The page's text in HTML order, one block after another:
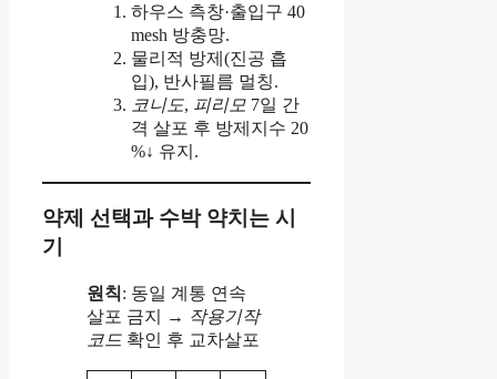
하우스 측창·출입구 40
mesh 방충망.
물리적 방제(진공 흡
입), 반사필름 멀칭.
코니도, 피리모 7일 간
격 살포 후 방제지수 20
%↓ 유지.
약제 선택과 수박 약치는 시
기
원칙: 동일 계통 연속
살포 금지 → 작용기작
코드 확인 후 교차살포